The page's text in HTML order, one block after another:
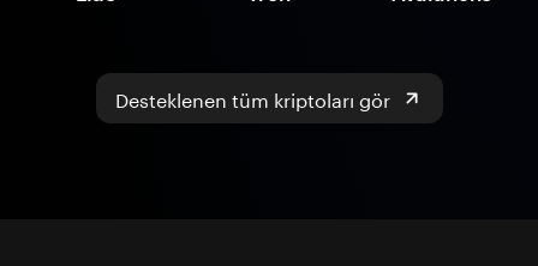
Desteklenen tüm kriptoları gör